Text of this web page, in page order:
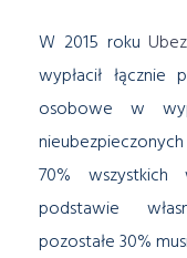
W 2015 roku
wypłacił
osobowe w
70% wszystkich
podstawie
pozostałe 30%